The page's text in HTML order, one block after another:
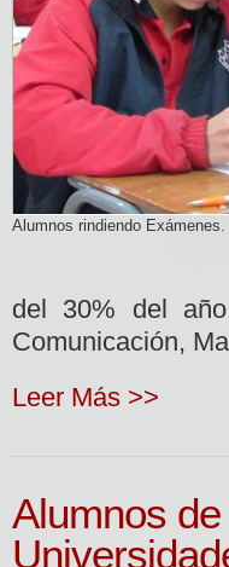
Alumnos rindiendo Exámenes.
del 30% del
Comunicación,
Leer Más >>
Alumnos